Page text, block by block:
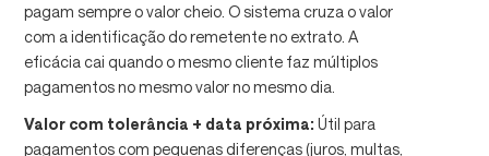
pagam sempre o valor cheio. O sistema cruza o valor
com a identificação do remetente no extrato. A
eficácia cai quando o mesmo cliente faz múltiplos
pagamentos no mesmo valor no mesmo dia.
Valor com tolerância + data próxima: Útil para
pagamentos com pequenas diferenças (juros, multas,